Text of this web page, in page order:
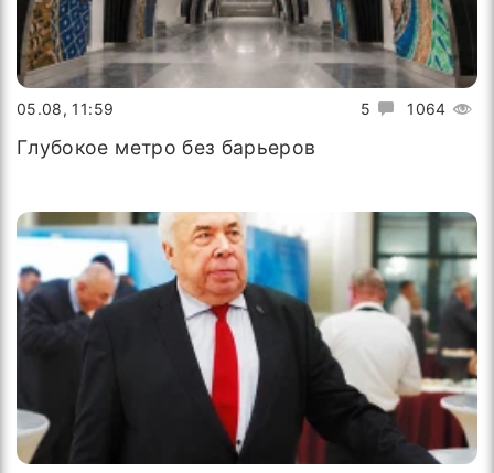
5 1064
05.08, 11:59
Глубокое метро без барьеров